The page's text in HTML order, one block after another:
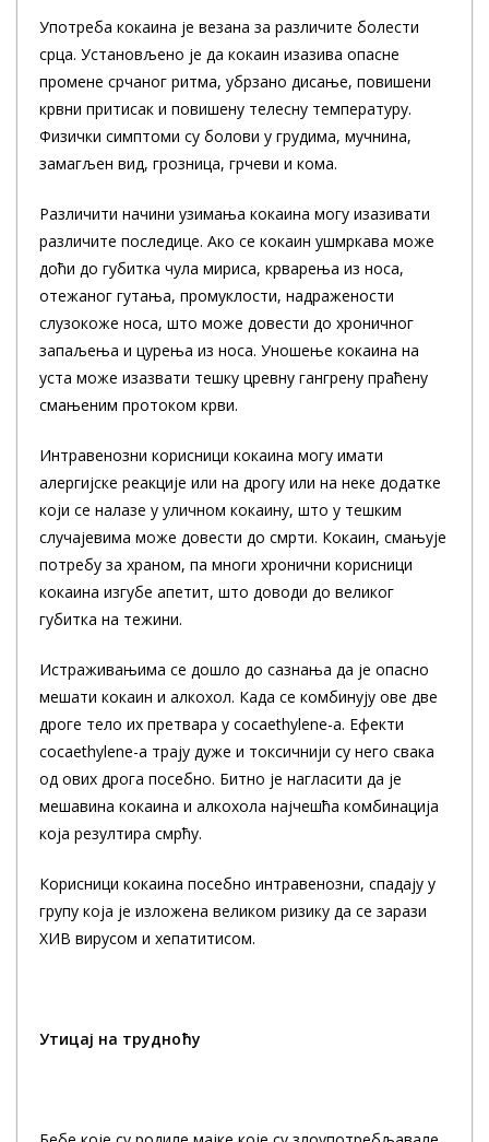
Употреба кокаина је везана за различите болести
срца. Установљено је да кокаин изазива опасне
промене срчаног ритма, убрзано дисање, повишени
крвни притисак и повишену телесну температуру.
Физички симптоми су болови у грудима, мучнина,
замагљен вид, грозница, грчеви и кома.
Различити начини узимања кокаина могу изазивати
различите последице. Ако се кокаин ушмркава може
доћи до губитка чула мириса, крварења из носа,
отежаног гутања, промуклости, надражености
слузокоже носа, што може довести до хроничног
запаљења и цурења из носа. Уношење кокаина на
уста може изазвати тешку цревну гангрену праћену
смањеним протоком крви.
Интравенозни корисници кокаина могу имати
алергијске реакције или на дрогу или на неке додатке
који се налазе у уличном кокаину, што у тешким
случајевима може довести до смрти. Кокаин, смањује
потребу за храном, па многи хронични корисници
кокаина изгубе апетит, што доводи до великог
губитка на тежини.
Истраживањима се дошло до сазнања да је опасно
мешати кокаин и алкохол. Када се комбинују ове две
дроге тело их претвара у cocaethylene-a. Ефекти
cocaethylene-a трају дуже и токсичнији су него свака
од ових дрога посебно. Битно је нагласити да је
мешавина кокаина и алкохола најчешћа комбинација
која резултира смрћу.
Корисници кокаина посебно интравенозни, спадају у
групу која је изложена великом ризику да се зарази
ХИВ вирусом и хепатитисом.
Утицај на трудноћу